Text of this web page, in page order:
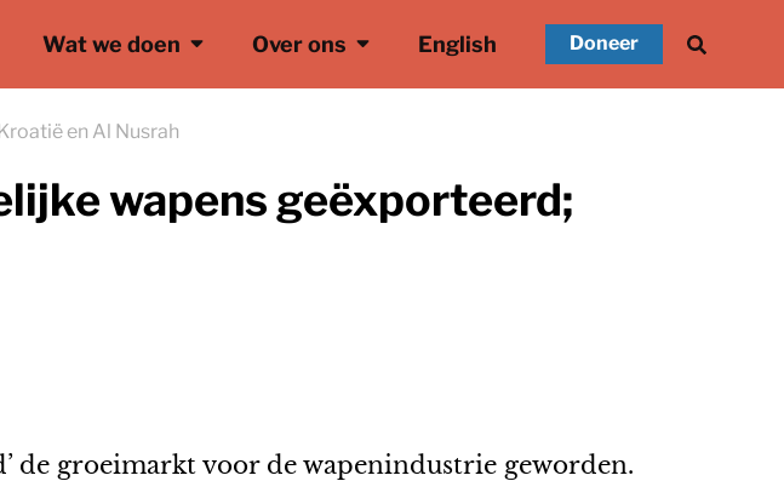
Wat we doen Over ons English Doneer
en Al Nusrah
wapens geëxporteerd;
de groeimarkt voor de wapenindustrie geworden.